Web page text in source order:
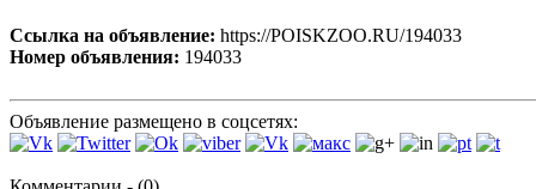
Ссылка на объявление: https://POISKZOO.RU/194033
Номер объявления: 194033
Объявление размещено в соцсетях: